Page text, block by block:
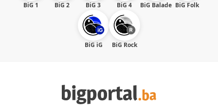
BiG 1 BiG 2 BiG 3 BiG 4 BiG Balade BiG Folk
BiG iG BiG Rock